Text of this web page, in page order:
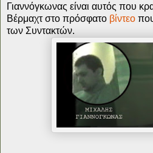
Γιαννόγκωνας είναι αυτός που
Βέρμαχτ στο πρόσφατο βίντεο
των Συντακτών.